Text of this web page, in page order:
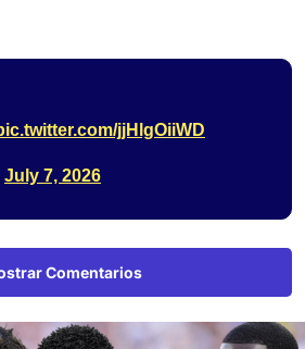
jjHlgOiiWD
July 7, 2026
Comentarios